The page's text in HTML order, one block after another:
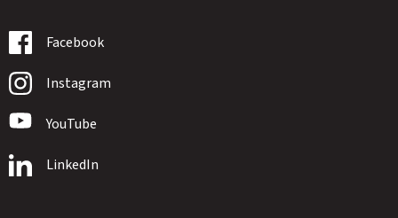
Facebook
Instagram
YouTube
LinkedIn